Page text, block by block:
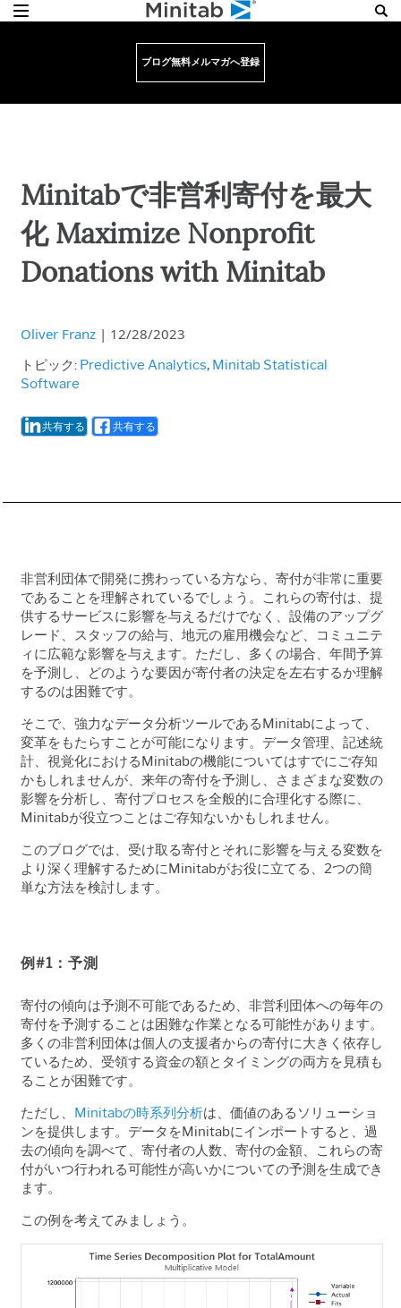
ブログ無料メルマガへ登録
Minitabで非営利寄付を最大
化 Maximize Nonprofit
Donations with Minitab
Oliver Franz | 12/28/2023
トピック: Predictive Analytics, Minitab Statistical
Software
共有する 共有する
非営利団体で開発に携わっている方なら、寄付が非常に重要
であることを理解されているでしょう。これらの寄付は、提
供するサービスに影響を与えるだけでなく、設備のアップグ
レード、スタッフの給与、地元の雇用機会など、コミュニテ
ィに広範な影響を与えます。ただし、多くの場合、年間予算
を予測し、どのような要因が寄付者の決定を左右するか理解
するのは困難です。
そこで、強力なデータ分析ツールであるMinitabによって、
変革をもたらすことが可能になります。データ管理、記述統
計、視覚化におけるMinitabの機能についてはすでにご存知
かもしれませんが、来年の寄付を予測し、さまざまな変数の
影響を分析し、寄付プロセスを全般的に合理化する際に、
Minitabが役立つことはご存知ないかもしれません。
このブログでは、受け取る寄付とそれに影響を与える変数を
より深く理解するためにMinitabがお役に立てる、 2つの簡
単な方法を検討します。
例 #1 ：予測
寄付の傾向は予測不可能であるため、非営利団体への毎年の
寄付を予測することは困難な作業となる可能性があります。
多くの非営利団体は個人の支援者からの寄付に大きく依存し
ているため、受領する資金の額とタイミングの両方を見積も
ることが困難です。
ただし、 Minitabの時系列分析は、価値のあるソリューショ
ンを提供します。データをMinitabにインポートすると、過
去の傾向を調べて、寄付者の人数、寄付の金額、これらの寄
付がいつ行われる可能性が高いかについての予測を生成でき
ます。
この例を考えてみましょう。